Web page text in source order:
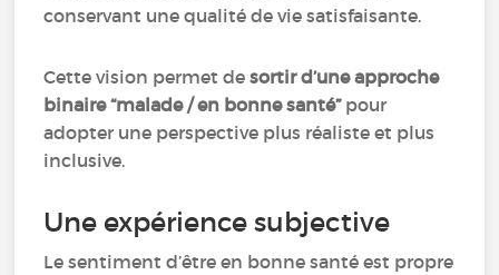
conservant une qualité de vie satisfaisante.
Cette vision permet de sortir d’une approche
binaire “malade / en bonne santé”pour
adopter une perspective plus réaliste et plus
inclusive.
Une expérience subjective
Le sentiment d’être en bonne santé est propre